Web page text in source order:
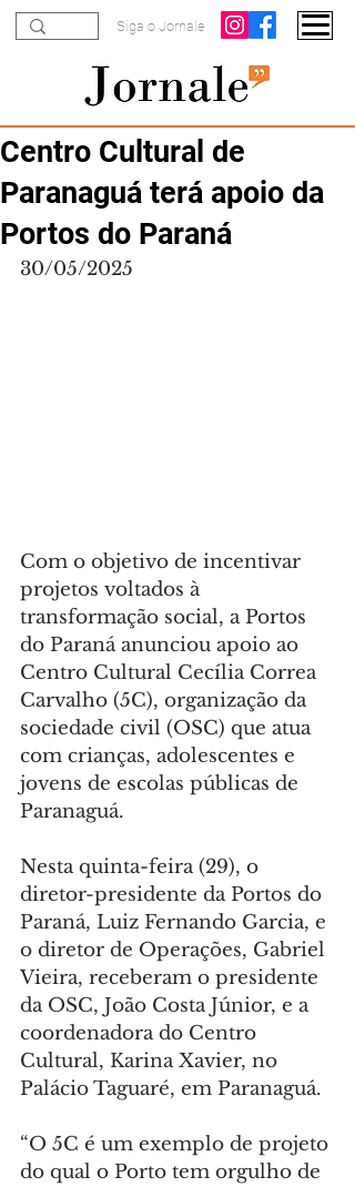
Siga o Jornale
Centro Cultural de
Paranaguá terá apoio da
Portos do Paraná
30/05/2025
Com o objetivo de incentivar
projetos voltados à
transformação social, a Portos
do Paraná anunciou apoio ao
Centro Cultural Cecília Correa
Carvalho (5C), organização da
sociedade civil (OSC) que atua
com crianças, adolescentes e
jovens de escolas públicas de
Paranaguá.
Nesta quinta-feira (29), o
diretor-presidente da Portos do
Paraná, Luiz Fernando Garcia, e
o diretor de Operações, Gabriel
Vieira, receberam o presidente
da OSC, João Costa Júnior, e a
coordenadora do Centro
Cultural, Karina Xavier, no
Palácio Taguaré, em Paranaguá.
“O 5C é um exemplo de projeto
do qual o Porto tem orgulho de